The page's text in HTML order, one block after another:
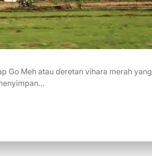
Go Meh atau deretan vihara merah yang